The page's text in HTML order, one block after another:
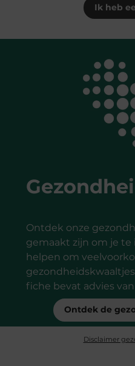
Ik heb
Ontdek onze
gemaakt zijn om je
helpen om
fiche bevat advies
Ontdek de
Disclaimer